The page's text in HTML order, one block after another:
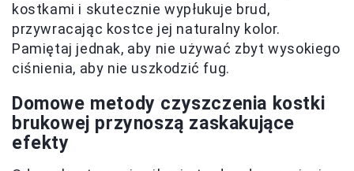
kostkami i skutecznie wypłukuje brud,
przywracając kostce jej naturalny kolor.
Pamiętaj jednak, aby nie używać zbyt wysokiego
ciśnienia, aby nie uszkodzić fug.
Domowe metody czyszczenia kostki
brukowej przynoszą zaskakujące
efekty